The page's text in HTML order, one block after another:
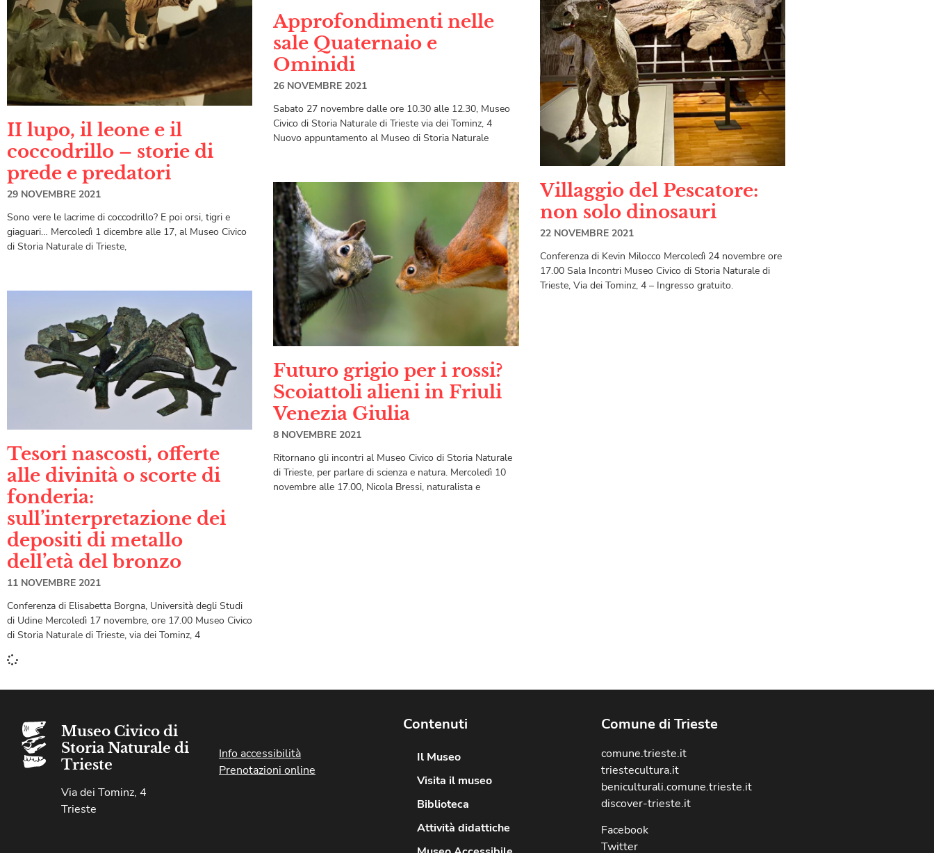
II lupo, il leone e il
coccodrillo – storie di
prede e predatori
29 NOVEMBRE 2021
Sono vere le lacrime di coccodrillo? E poi orsi, tigri e
giaguari… Mercoledì 1 dicembre alle 17, al Museo Civico
di Storia Naturale di Trieste,
Approfondimenti nelle
sale Quaternaio e
Ominidi
26 NOVEMBRE 2021
Sabato 27 novembre dalle ore 10.30 alle 12.30, Museo
Civico di Storia Naturale di Trieste via dei Tominz, 4
Nuovo appuntamento al Museo di Storia Naturale
Villaggio del Pescatore:
non solo dinosauri
22 NOVEMBRE 2021
Conferenza di Kevin Milocco Mercoledì 24 novembre ore
17.00 Sala Incontri Museo Civico di Storia Naturale di
Trieste, Via dei Tominz, 4 – Ingresso gratuito.
Tesori nascosti, offerte
alle divinità o scorte di
fonderia:
sull’interpretazione dei
depositi di metallo
dell’età del bronzo
11 NOVEMBRE 2021
Conferenza di Elisabetta Borgna, Università degli Studi
di Udine Mercoledì 17 novembre, ore 17.00 Museo Civico
di Storia Naturale di Trieste, via dei Tominz, 4
Futuro grigio per i rossi?
Scoiattoli alieni in Friuli
Venezia Giulia
8 NOVEMBRE 2021
Ritornano gli incontri al Museo Civico di Storia Naturale
di Trieste, per parlare di scienza e natura. Mercoledì 10
novembre alle 17.00, Nicola Bressi, naturalista e
Museo Civico di
Storia Naturale di
Trieste
Via dei Tominz, 4
Trieste
Info accessibilità
Prenotazioni online
Contenuti
Il Museo
Visita il museo
Biblioteca
Attività didattiche
Comune di Trieste
comune.trieste.it
triestecultura.it
beniculturali.comune.trieste.it
discover-trieste.it
Facebook
Twitter